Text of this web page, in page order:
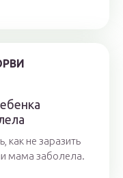
не заразить
мама заболела.